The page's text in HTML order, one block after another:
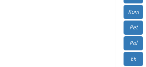
Kom
Pet
Pol
Ek